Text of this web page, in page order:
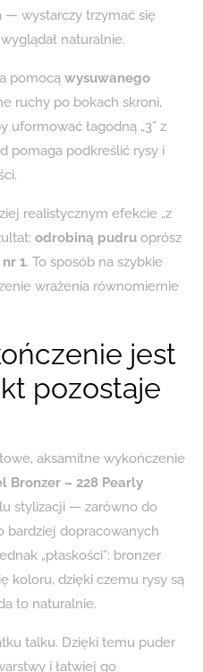
— wystarczy trzymać się
naturalnie.
pomocą wysuwanego
ruchy po bokach skroni,
uformować łagodną „3” z
pomaga podkreślić rysy i
realistycznym efekcie „z
odrobiną pudru oprósz
1. To sposób na szybkie
wrażenia równomiernie
jest
pozostaje
aksamitne wykończenie
Bronzer – 228 Pearly
stylizacji — zarówno do
bardziej dopracowanych
„płaskości”: bronzer
koloru, dzięki czemu rysy są
to naturalnie.
talku. Dzięki temu puder
i łatwiej go